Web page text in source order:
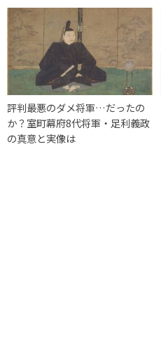
評判最悪のダメ将軍…だったの
か？室町幕府8代将軍・足利義政
の真意と実像は